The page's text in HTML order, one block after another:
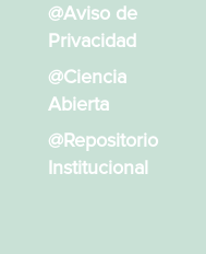
@Aviso de
Privacidad
@Ciencia
Abierta
@Repositorio
Institucional